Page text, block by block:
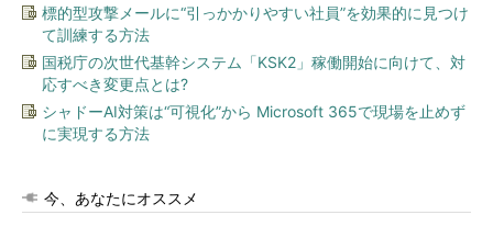
標的型攻撃メールに“引っかかりやすい社員”を効果的に見つけ
て訓練する方法
国税庁の次世代基幹システム「KSK2」稼働開始に向けて、対
応すべき変更点とは?
シャドーAI対策は“可視化”から Microsoft 365で現場を止めず
に実現する方法
今、あなたにオススメ